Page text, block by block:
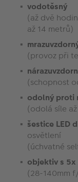
vodotěsný
(až dvě
až 14 metrů)
(provoz při
(schopnost
odolný proti
(odolá síle
šestice LED
osvětlení
(úchvatné
objektiv s
(28-140mm